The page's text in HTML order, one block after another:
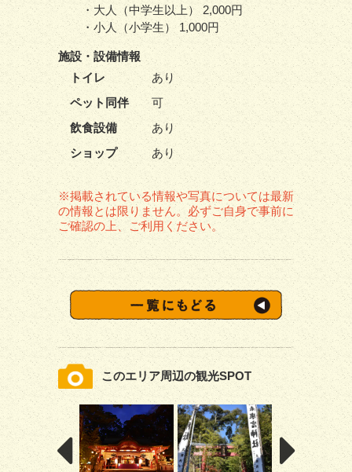
・大人（中学生以上） 2,000円
・小人（小学生） 1,000円
施設・ 設備情報
トイレ
あり
ペット同伴
可
飲食設備
あり
ショップ
あり
※掲載されている情報や写真については最新
の情報とは限りません。必ずご自身で事前に
ご確認の上、ご利用ください。
このエリア周辺の観光SPOT